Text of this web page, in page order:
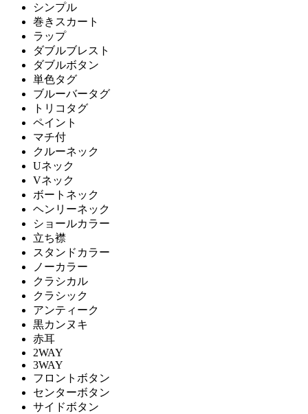
シンプル
巻きスカート
ラップ
ダブルブレスト
ダブルボタン
単色タグ
ブルーバータグ
トリコタグ
ペイント
マチ付
クルーネック
Uネック
Vネック
ボートネック
ヘンリーネック
ショールカラー
立ち襟
スタンドカラー
ノーカラー
クラシカル
クラシック
アンティーク
黒カンヌキ
赤耳
2WAY
3WAY
フロントボタン
センターボタン
サイドボタン